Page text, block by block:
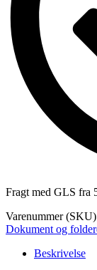
Fragt med GLS fra
Varenummer
Dokument og
Beskrivelse